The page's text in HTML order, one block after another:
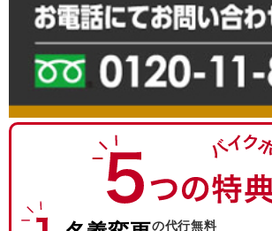
の代行無料